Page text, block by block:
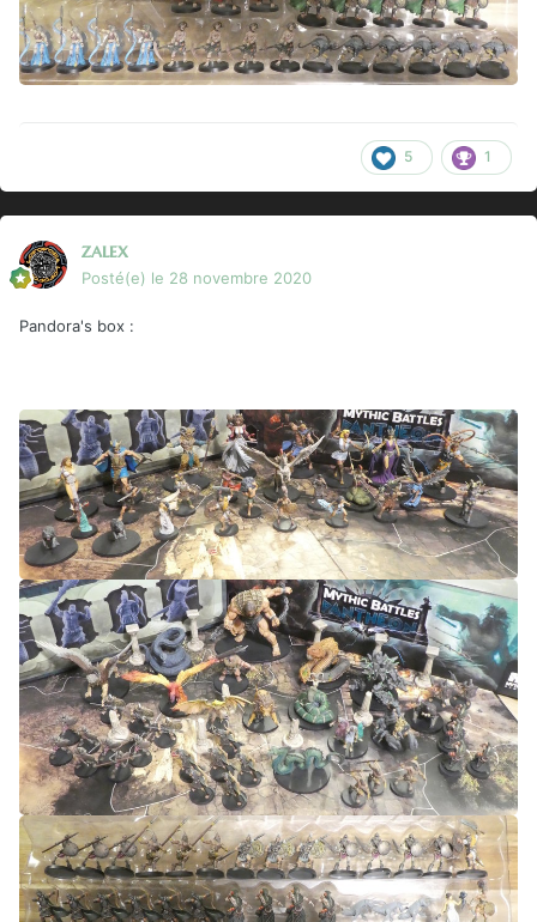
5 1
zalex
Posté(e) le 28 novembre 2020
Pandora's box :